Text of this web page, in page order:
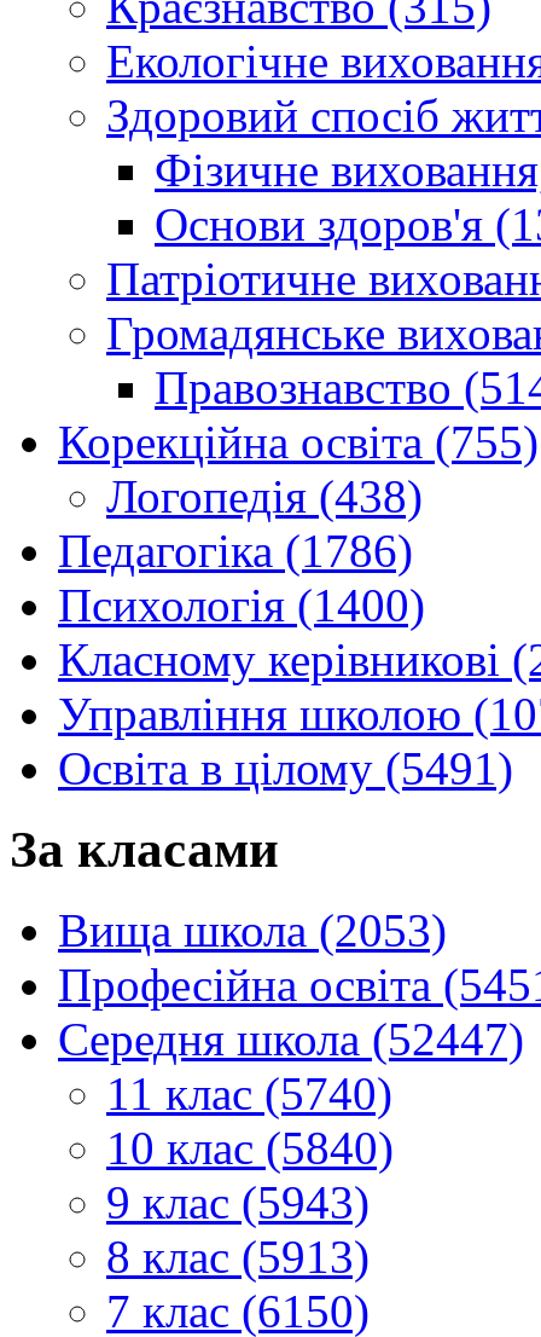
Екологічне
Здоровий спосіб
Фізичне
Основи здоров'я
Патріотичне
Громадянське
Правознавство
Корекційна освіта (755)
Логопедія (438)
Педагогіка (1786)
Психологія (1400)
Класному керівникові
Управління школою
Освіта в цілому (5491)
За класами
Вища школа (2053)
Професійна освіта
Середня школа (52447)
11 клас (5740)
10 клас (5840)
9 клас (5943)
8 клас (5913)
7 клас (6150)